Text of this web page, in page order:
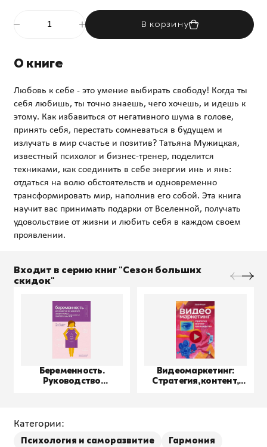
В корзину
О книге
Любовь к себе - это умение выбирать свободу! Когда ты
себя любишь, ты точно знаешь, чего хочешь, и идешь к
этому. Как избавиться от негативного шума в голове,
принять себя, перестать сомневаться в будущем и
излучать в мир счастье и позитив? Татьяна Мужицкая,
известный психолог и бизнес-тренер, поделится
техниками, как соединить в себе энергии инь и янь:
отдаться на волю обстоятельств и одновременно
трансформировать мир, наполнив его собой. Эта книга
научит вас принимать подарки от Вселенной, получать
удовольствие от жизни и любить себя в каждом своем
Входит в серию книг "Сезон больших
скидок"
Беременность.
Руководство
Видеомаркетинг:
Стратегия, контент,
Категории:
Психология и саморазвитие Гармония